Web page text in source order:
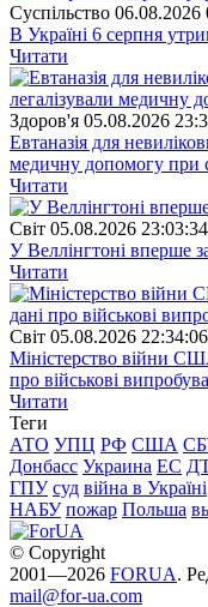
Суспiльство 06.08.2026
В Україні 6 серпня
Читати
Здоров'я 05.08.2026
Евтаназія для
медичну допомогу при
Читати
Свiт 05.08.2026 23:03:34
У Веллінгтоні вперше
Читати
Свiт 05.08.2026 22:34:06
Міністерство війни
про військові
Читати
Теги
АТО УПЦ РФ США
Донбасс Украина ЕС
ГПУ суд війна в Україні
НАБУ пожар Польша
© Copyright
2001—2026 FORUA.
mail@for-ua.com